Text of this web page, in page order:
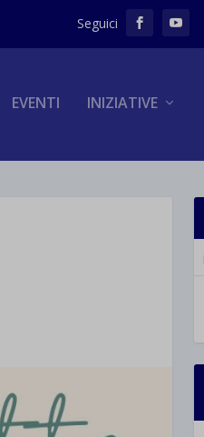
EVENTI INIZIATIVE